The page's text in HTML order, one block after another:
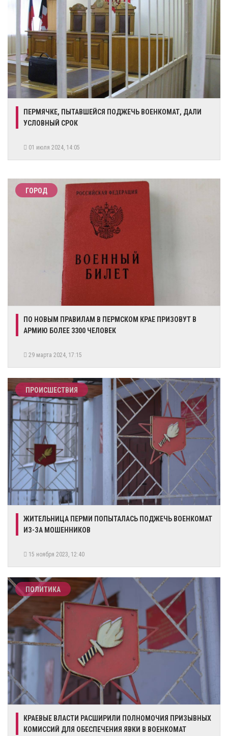
ПЕРМЯЧКЕ, ПЫТАВШЕЙСЯ ПОДЖЕЧЬ ВОЕНКОМАТ, ДАЛИ
УСЛОВНЫЙ СРОК
01 июля 2024, 14:05
ГОРОД
​ПО НОВЫМ ПРАВИЛАМ В ПЕРМСКОМ КРАЕ ПРИЗОВУТ В
АРМИЮ БОЛЕЕ 3300 ЧЕЛОВЕК
29 марта 2024, 17:15
ПРОИСШЕСТВИЯ
​ЖИТЕЛЬНИЦА ПЕРМИ ПОПЫТАЛАСЬ ПОДЖЕЧЬ ВОЕНКОМАТ
ИЗ-ЗА МОШЕННИКОВ
15 ноября 2023, 12:40
ПОЛИТИКА
​КРАЕВЫЕ ВЛАСТИ РАСШИРИЛИ ПОЛНОМОЧИЯ ПРИЗЫВНЫХ
КОМИССИЙ ДЛЯ ОБЕСПЕЧЕНИЯ ЯВКИ В ВОЕНКОМАТ